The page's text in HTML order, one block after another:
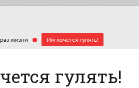
жизни Им хочется гулять!
гулять!